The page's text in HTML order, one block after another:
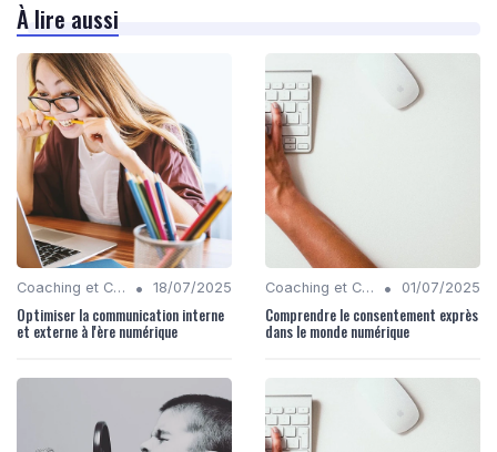
À lire aussi
Coaching et Conseil en Stratégie Numérique • 18/07/2025
Optimiser la communication interne
et externe à l'ère numérique
Coaching et Conseil en Stratégie Numérique • 01/07/2025
Comprendre le consentement exprès
dans le monde numérique